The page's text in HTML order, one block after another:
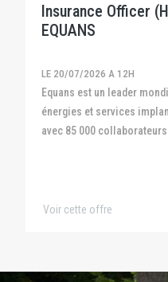
Insurance Officer
EQUANS
LE 20/07/2026 A 12H
Equans est un leader mondial du secteur des
énergies et services
avec 85 000
Voir cette offre